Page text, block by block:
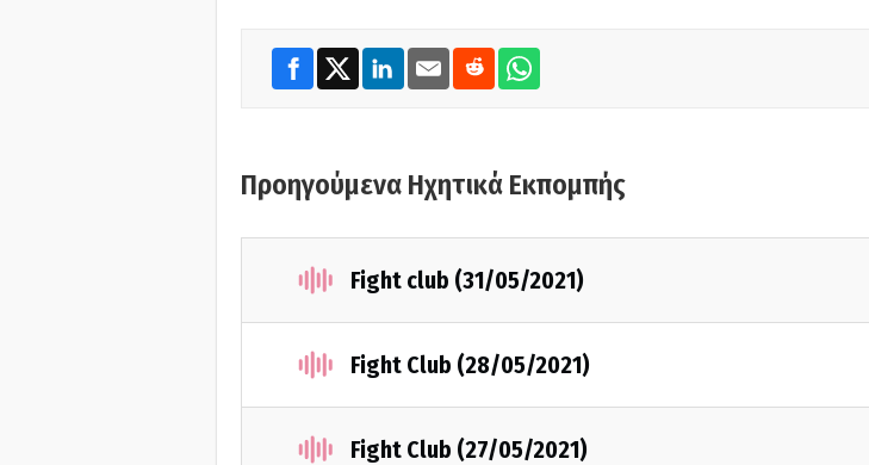
Προηγούμενα Ηχητικά Εκπομπής
Fight club (31/05/2021)
Fight Club (28/05/2021)
Fight Club (27/05/2021)